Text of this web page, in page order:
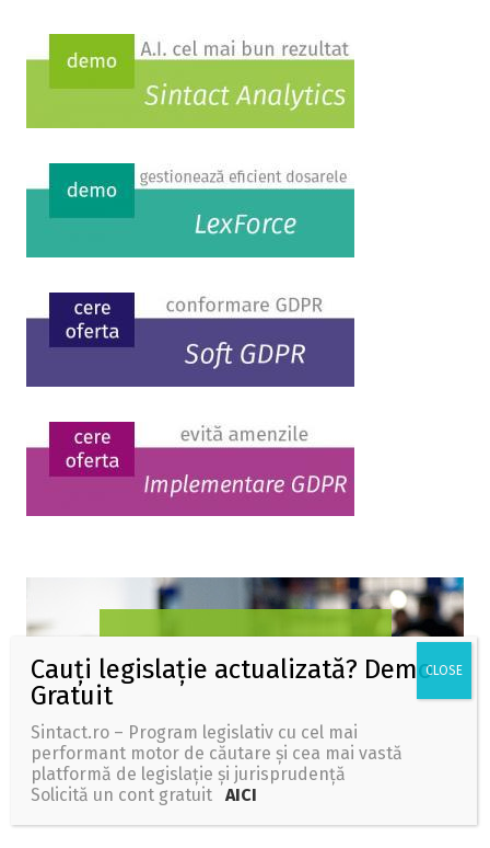
Sintact.ro – Program legislativ cu cel mai
performant motor de căutare și cea mai vastă
platformă de legislație și jurisprudență
Solicită un cont gratuit
AICI